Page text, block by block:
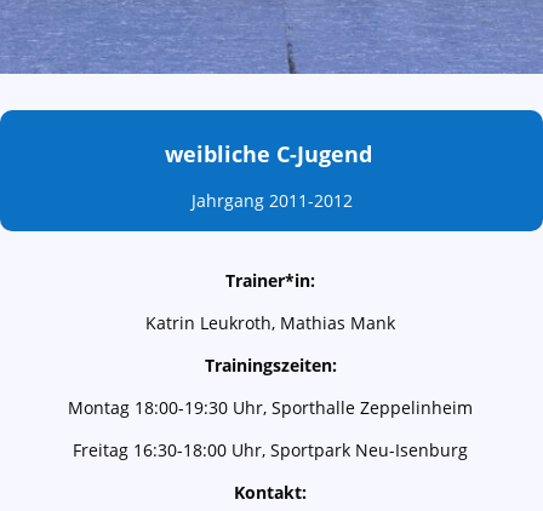
weibliche C-Jugend
Jahrgang 2011-2012
Trainer*in:
Katrin Leukroth, Mathias Mank
Trainingszeiten:
Montag 18:00-19:30 Uhr, Sporthalle Zeppelinheim
Freitag 16:30-18:00 Uhr, Sportpark Neu-Isenburg
Kontakt: